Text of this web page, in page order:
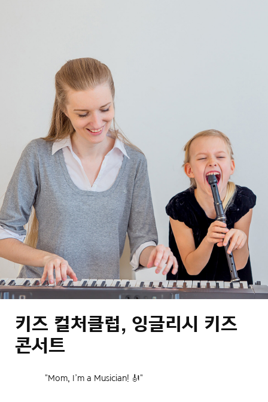
키즈 컬처클럽, 잉글리시 키즈
콘서트
"Mom, I’m a Musician! 🎻"